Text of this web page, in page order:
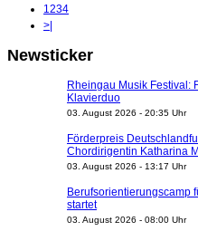
1 234
>|
Newsticker
Rheingau Musik Festival:
Klavierduo
03. August 2026 - 20:35 Uhr
Förderpreis
Chordirigentin Katharina
03. August 2026 - 13:17 Uhr
Berufsorientierungscamp
startet
03. August 2026 - 08:00 Uhr